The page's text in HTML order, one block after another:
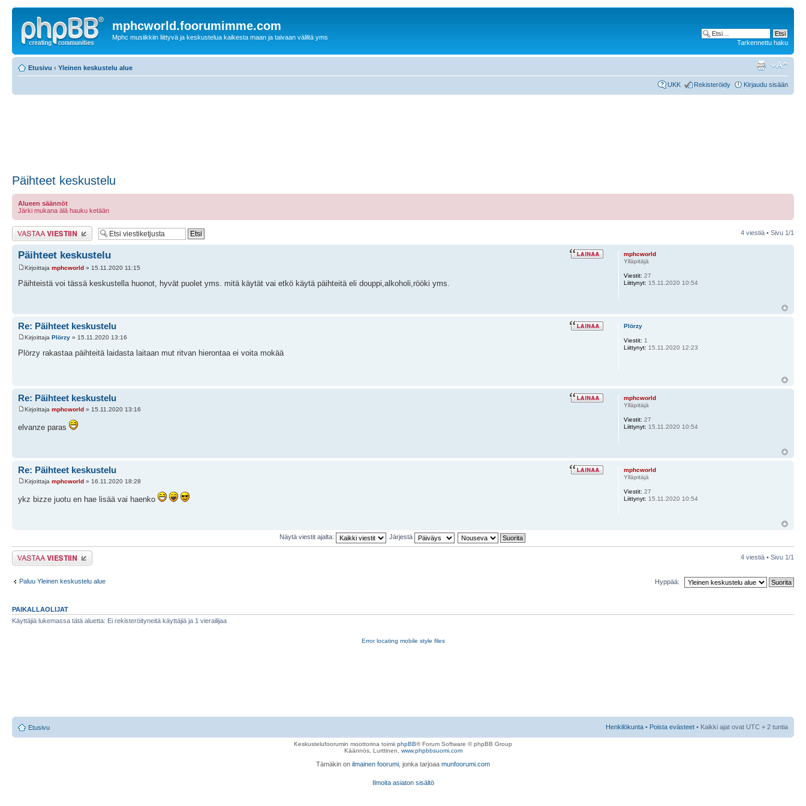
mphcworld.foorumimme.com
Mphc musiikkiin liittyvä ja keskustelua kaikesta maan ja taivaan väliltä yms
Tarkennettu haku
Etusivu ‹ Yleinen keskustelu alue
UKK Rekisteröidy Kirjaudu sisään
Päihteet keskustelu
Alueen säännöt
Järki mukana älä hauku ketään
Lähetä vastaus 4 viestiä • Sivu 1/1
Päihteet keskustelu
Kirjoittaja mphcworld » 15.11.2020 11:15
Päihteistä voi tässä keskustella huonot, hyvät puolet yms. mitä käytät vai etkö käytä päihteitä eli douppi,alkoholi,rööki yms.
mphcworld
Ylläpitäjä
Viestit: 27
Liittynyt: 15.11.2020 10:54
Re: Päihteet keskustelu
Kirjoittaja Plörzy » 15.11.2020 13:16
Plörzy rakastaa päihteitä laidasta laitaan mut ritvan hierontaa ei voita mokää
Plörzy
Viestit: 1
Liittynyt: 15.11.2020 12:23
Re: Päihteet keskustelu
Kirjoittaja mphcworld » 15.11.2020 13:16
elvanze paras
mphcworld
Ylläpitäjä
Viestit: 27
Liittynyt: 15.11.2020 10:54
Re: Päihteet keskustelu
Kirjoittaja mphcworld » 16.11.2020 18:28
ykz bizze juotu en hae lisää vai haenko
mphcworld
Ylläpitäjä
Viestit: 27
Liittynyt: 15.11.2020 10:54
Näytä viestit ajalta: Järjestä
Lähetä vastaus 4 viestiä • Sivu 1/1
Paluu Yleinen keskustelu alue Hyppää:
PAIKALLAOLIJAT
Käyttäjiä lukemassa tätä aluetta: Ei rekisteröityneitä käyttäjiä ja 1 vierailijaa
Error locating mobile style files
Etusivu Henkilökunta • Poista evästeet • Kaikki ajat ovat UTC + 2 tuntia
Keskustelufoorumin moottorina toimii phpBB® Forum Software © phpBB Group
Käännös, Lurttinen, www.phpbbsuomi.com
Tämäkin on ilmainen foorumi , jonka tarjoaa munfoorumi.com
Ilmoita asiaton sisältö